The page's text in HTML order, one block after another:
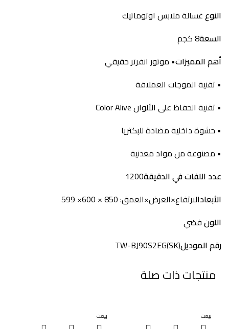
النوعغسالة ملابس اوتوماتيك
السعة8 كجم
أهم المميزات• موتور انفرتر حقيقي
• تقنية الموجات العملاقة
• تقنية الحفاظ على الألوان Color Alive
• حشوة داخلية مضادة للبكتريا
• مصنوعة من مواد معدنية
عدد اللفات في الدقيقة1200
الأبعادالارتفاع×العرض×العمق: 850 × 600× 599
اللونفضي
رقم الموديلTW-BJ90S2EG(SK)
منتجات ذات صلة
بيعت بيعت